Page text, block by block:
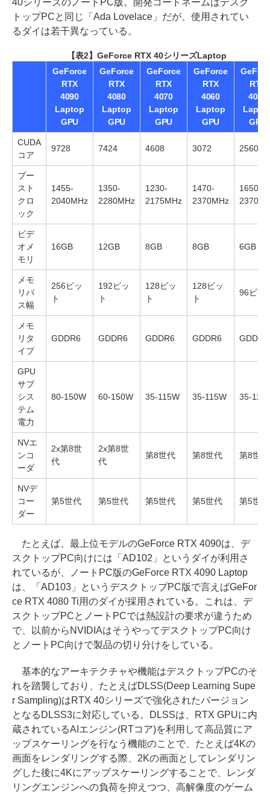
トップPCと同じ「Ada Lovelace」だが、使用されてい
るダイは若干異なっている。
【表2】GeForce RTX 40シリーズLaptop
GeForce
RTX
4090
Laptop
GPU
GeForce
RTX
4080
Laptop
GPU
GeForce
RTX
4070
Laptop
GPU
GeForce
RTX
4060
Laptop
GPU
RTX
4050
GPU
CUDA
コア
9728 7424 4608 3072 2560
ブー
スト
クロ
ック
1455-
2040MHz
1350-
2280MHz
1230-
2175MHz
1470-
2370MHz
1650-
ビデ
オメ
モリ
16GB 12GB 8GB 8GB 6GB
メモ
リバ
ス幅
256ビッ
ト
192ビッ
ト
128ビッ
ト
128ビッ
ト
96ビッ
メモ
リタ
イプ
GDDR6 GDDR6 GDDR6 GDDR6 GDDR6
GPU
サブ
シス
テム
電力
80-150W 60-150W 35-115W 35-115W 35-
NVエ
ンコ
ーダ
2x第8世
代
2x第8世
代
第8世代 第8世代 第8世代
NVデ
コー
ダー
第5世代 第5世代 第5世代 第5世代 第5世代
たとえば、最上位モデルのGeForce RTX 4090は、デ
スクトップPC向けには「AD102」というダイが利用さ
れているが、ノートPC版のGeForce RTX 4090 Laptop
は、「AD103」というデスクトップPC版で言えばGeFor
ce RTX 4080 Ti用のダイが採用されている。これは、デ
スクトップPCとノートPCでは熱設計の要求が違うため
で、以前からNVIDIAはそうやってデスクトップPC向け
とノートPC向けで製品の切り分けをしている。
基本的なアーキテクチャや機能はデスクトップPCのそ
れを踏襲しており、たとえばDLSS(Deep Learning Supe
r Sampling)はRTX 40シリーズで強化されたバージョン
となるDLSS3に対応している。DLSSは、RTX GPUに内
蔵されているAIエンジン(RTコア)を利用して高品質にア
ップスケーリングを行なう機能のことで、たとえば4Kの
画面をレンダリングする際、2Kの画面としてレンダリン
グした後に4Kにアップスケーリングすることで、レンダ
リングエンジンへの負荷を抑えつつ、高解像度のゲーム